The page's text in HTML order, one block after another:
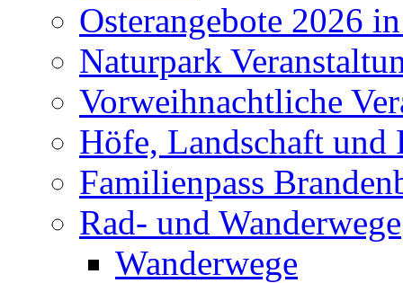
Osterangebote 2026
Naturpark
Vorweihnachtliche
Höfe, Landschaft und
Familienpass
Rad- und Wanderwege
Wanderwege